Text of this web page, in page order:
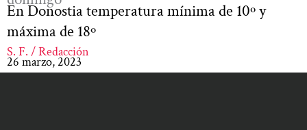
En Donostia temperatura mínima de 10º y
máxima de 18º
S. F. / Redacción
26 marzo, 2023